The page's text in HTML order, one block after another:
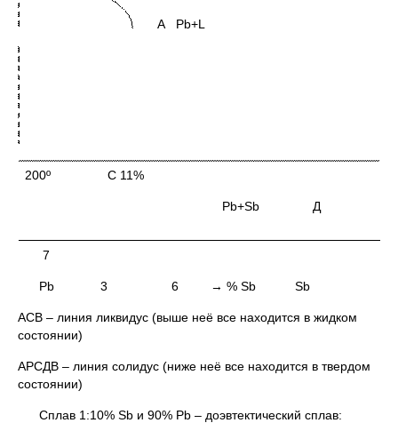
A Pb+L
200º С 11%
Pb+Sb Д
7
Pb 3 6 → % Sb Sb
ACB – линия ликвидус (выше неё все находится в жидком
состоянии)
АРСДВ – линия солидус (ниже неё все находится в твердом
состоянии)
Сплав 1:10% Sb и 90% Pb – доэвтектический сплав: